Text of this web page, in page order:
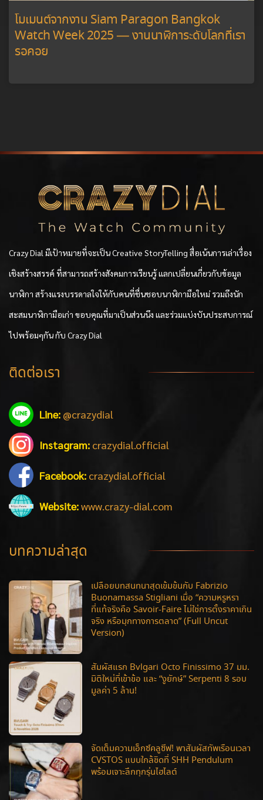
โมเมนต์จากงาน Siam Paragon Bangkok
Watch Week 2025 — งานนาฬิการะดับโลกที่เรา
รอคอย
Crazy Dial มีเป้าหมายที่จะเป็น Creative StoryTelling สื่อเน้นการเล่าเรื่อง
เชิงสร้างสรรค์ ที่สามารถสร้างสังคมการเรียนรู้ แลกเปลี่ยนเกี่ยวกับข้อมูล
นาฬิกา สร้างแรงบรรดาลใจให้กับคนที่ชื่นชอบนาฬิกามือใหม่ รวมถึงนัก
สะสมนาฬิกามือเก่า ขอบคุณที่มาเป็นส่วนนึง และร่วมแบ่งบันประสบการณ์
ไปพร้อมๆกัน กับ Crazy Dial
ติดต่อเรา
Line: @crazydial
Instagram: crazydial.official
Facebook: crazydial.official
Website:www.crazy-dial.com
บทความล่าสุด
เปลือยบทสนทนาสุดเข้มข้นกับ Fabrizio
Buonamassa Stigliani เมื่อ “ความหรูหรา
ที่แท้จริงคือ Savoir-Faire ไม่ใช่การตั้งราคาเกิน
จริง หรือมุกทางการตลาด” (Full Uncut
Version)
สัมผัสแรก Bvlgari Octo Finissimo 37 มม.
มิติใหม่ที่เข้าข้อ และ “งูยักษ์” Serpenti 8 รอบ
มูลค่า 5 ล้าน!
จัดเต็มความเอ็กซ์คลูซีฟ! พาสัมผัสทัพเรือนเวลา
CVSTOS แบบใกล้ชิดที่ SHH Pendulum
พร้อมเจาะลึกทุกรุ่นไฮไลต์